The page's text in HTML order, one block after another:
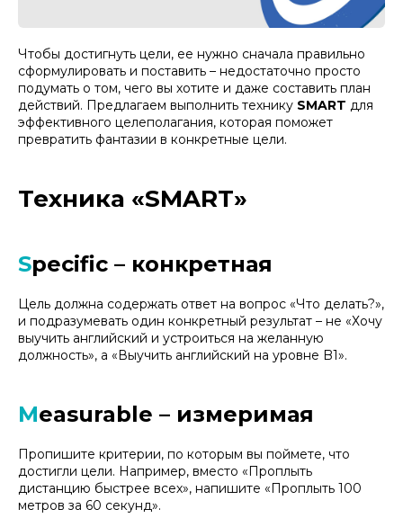
Чтобы достигнуть цели, ее нужно сначала правильно
сформулировать и поставить – недостаточно просто
подумать о том, чего вы хотите и даже составить план
действий. Предлагаем выполнить технику SMART для
эффективного целеполагания, которая поможет
превратить фантазии в конкретные цели.
Техника «SMART»
Specific – конкретная
Цель должна содержать ответ на вопрос «Что делать?»,
и подразумевать один конкретный результат – не «Хочу
выучить английский и устроиться на желанную
должность», а «Выучить английский на уровне B1».
Measurable – измеримая
Пропишите критерии, по которым вы поймете, что
достигли цели. Например, вместо «Проплыть
дистанцию быстрее всех», напишите «Проплыть 100
метров за 60 секунд».